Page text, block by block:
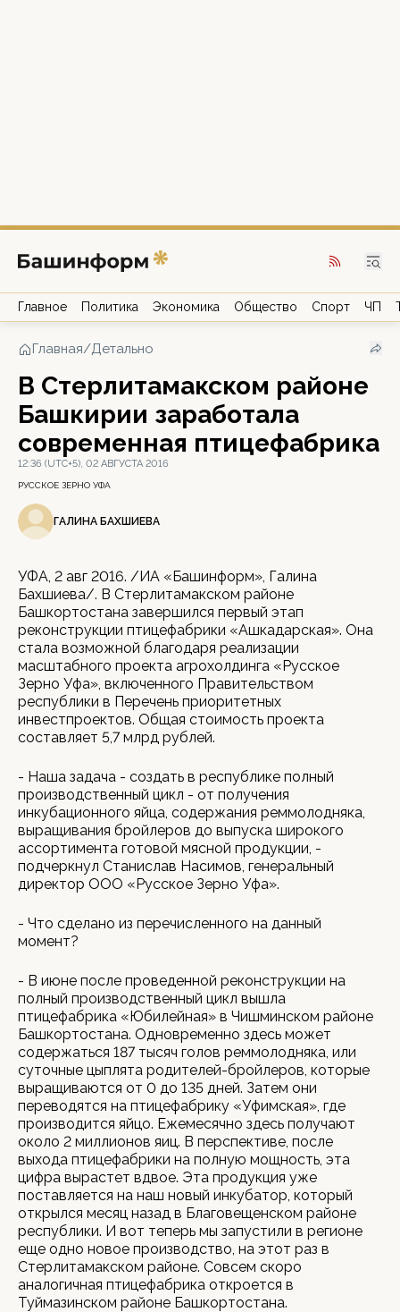
Главное Политика Экономика Общество Спорт ЧП
Главная/Детально
В Стерлитамакском районе
Башкирии заработала
современная птицефабрика
12:36 (UTC+5), 02 АВГУСТА 2016
РУССКОЕ ЗЕРНО УФА
ГАЛИНА БАХШИЕВА
УФА, 2 авг 2016. /ИА «Башинформ», Галина
Бахшиева/. В Стерлитамакском районе
Башкортостана завершился первый этап
реконструкции птицефабрики «Ашкадарская». Она
стала возможной благодаря реализации
масштабного проекта агрохолдинга «Русское
Зерно Уфа», включенного Правительством
республики в Перечень приоритетных
инвестпроектов. Общая стоимость проекта
составляет 5,7 млрд рублей.
- Наша задача - создать в республике полный
производственный цикл - от получения
инкубационного яйца, содержания реммолодняка,
выращивания бройлеров до выпуска широкого
ассортимента готовой мясной продукции, -
подчеркнул Станислав Насимов, генеральный
директор ООО «Русское Зерно Уфа».
- Что сделано из перечисленного на данный
момент?
- В июне после проведенной реконструкции на
полный производственный цикл вышла
птицефабрика «Юбилейная» в Чишминском районе
Башкортостана. Одновременно здесь может
содержаться 187 тысяч голов реммолодняка, или
суточные цыплята родителей-бройлеров, которые
выращиваются от 0 до 135 дней. Затем они
переводятся на птицефабрику «Уфимская», где
производится яйцо. Ежемесячно здесь получают
около 2 миллионов яиц. В перспективе, после
выхода птицефабрики на полную мощность, эта
цифра вырастет вдвое. Эта продукция уже
поставляется на наш новый инкубатор, который
открылся месяц назад в Благовещенском районе
республики. И вот теперь мы запустили в регионе
еще одно новое производство, на этот раз в
Стерлитамакском районе. Совсем скоро
аналогичная птицефабрика откроется в
Туймазинском районе Башкортостана.